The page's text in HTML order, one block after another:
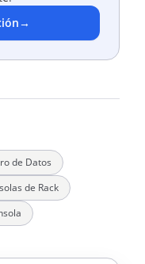
→
de Datos
de Rack